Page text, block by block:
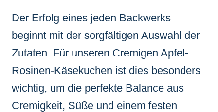
Der Erfolg eines jeden Backwerks
beginnt mit der sorgfältigen Auswahl der
Zutaten. Für unseren Cremigen Apfel-
Rosinen-Käsekuchen ist dies besonders
wichtig, um die perfekte Balance aus
Cremigkeit, Süße und einem festen